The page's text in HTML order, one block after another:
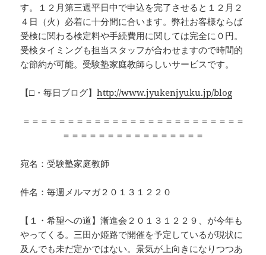
す。１２月第三週平日中で申込を完了させると１２月２
４日（火）必着に十分間に合います。弊社お客様ならば
受検に関わる検定料や手続費用に関しては完全に０円。
受検タイミングも担当スタッフが合わせますので時間的
な節約が可能。受験塾家庭教師らしいサービスです。
【□・毎日ブログ】http://www.jyukenjyuku.jp/blog
＝＝＝＝＝＝＝＝＝＝＝＝＝＝＝＝＝＝＝＝＝＝＝＝＝
＝＝＝＝＝＝＝＝＝＝＝＝＝＝＝＝
宛名：受験塾家庭教師
件名：毎週メルマガ２０１３１２２０
【１・希望への道】漸進会２０１３１２２９、が今年も
やってくる。三田か姫路で開催を予定しているが現状に
及んでも未だ定かではない。景気が上向きになりつつあ